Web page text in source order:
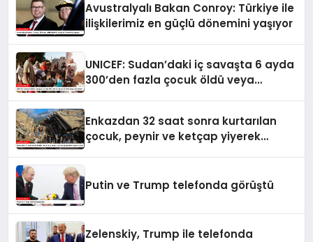
Avustralyalı Bakan Conroy: Türkiye ile
ilişkilerimiz en güçlü dönemini yaşıyor
UNICEF: Sudan’daki iç savaşta 6 ayda
300’den fazla çocuk öldü veya
Enkazdan 32 saat sonra kurtarılan
çocuk, peynir ve ketçap yiyerek
Putin ve Trump telefonda görüştü
Zelenskiy, Trump ile telefonda